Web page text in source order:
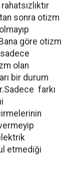
sonra otizm
göre otizm
olan
bir durum
farkı
etmediği